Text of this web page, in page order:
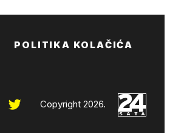
POLITIKA KOLAČIĆA
Copyright 2026.